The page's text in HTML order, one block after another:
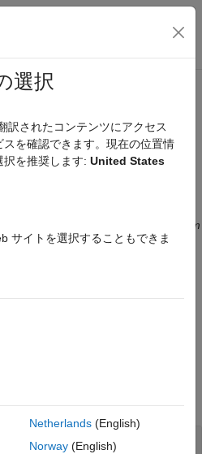
ナビゲーション メ
Source Buffer
of a source buffer when reading from
which may cause it to access
bounds of the buffer.
the issue
overflow in string manipulation
選択
訳されたコンテンツにアクセス
を確認できます。現在の位置情
を推奨します: United States
サイトを選択することもできま
Netherlands(English)
Norway(English)